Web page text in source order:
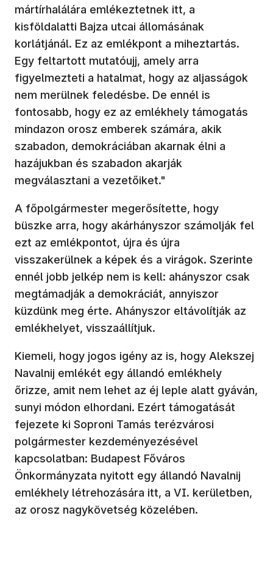
mártírhalálára emlékeztetnek itt, a
kisföldalatti Bajza utcai állomásának
korlátjánál. Ez az emlékpont a miheztartás.
Egy feltartott mutatóujj, amely arra
figyelmezteti a hatalmat, hogy az aljasságok
nem merülnek feledésbe. De ennél is
fontosabb, hogy ez az emlékhely támogatás
mindazon orosz emberek számára, akik
szabadon, demokráciában akarnak élni a
hazájukban és szabadon akarják
megválasztani a vezetőiket."
A főpolgármester megerősítette, hogy
büszke arra, hogy akárhányszor számolják fel
ezt az emlékpontot, újra és újra
visszakerülnek a képek és a virágok. Szerinte
ennél jobb jelkép nem is kell: ahányszor csak
megtámadják a demokráciát, annyiszor
küzdünk meg érte. Ahányszor eltávolítják az
emlékhelyet, visszaállítjuk.
Kiemeli, hogy jogos igény az is, hogy Alekszej
Navalnij emlékét egy állandó emlékhely
őrizze, amit nem lehet az éj leple alatt gyáván,
sunyi módon elhordani. Ezért támogatását
fejezete ki Soproni Tamás terézvárosi
polgármester kezdeményezésével
kapcsolatban: Budapest Főváros
Önkormányzata nyitott egy állandó Navalnij
emlékhely létrehozására itt, a VI. kerületben,
az orosz nagykövetség közelében.